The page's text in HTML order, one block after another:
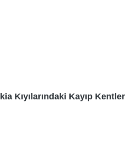
Kıyılarındaki Kayıp